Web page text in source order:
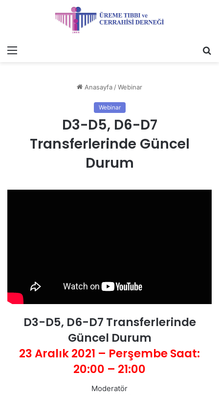
Menü
Anasayfa/Webinar
Webinar
D3-D5, D6-D7
Transferlerinde Güncel
Durum
D3-D5, D6-D7 Transferlerinde
Güncel Durum
23 Aralık 2021 – Perşembe Saat:
20:00 – 21:00
Moderatör